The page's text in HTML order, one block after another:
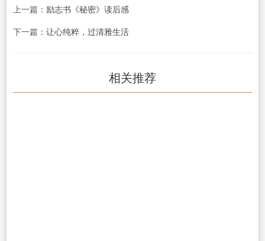
上一篇： 励志书《秘密》读后感
下一篇： 让心纯粹，过清雅生活
相关推荐